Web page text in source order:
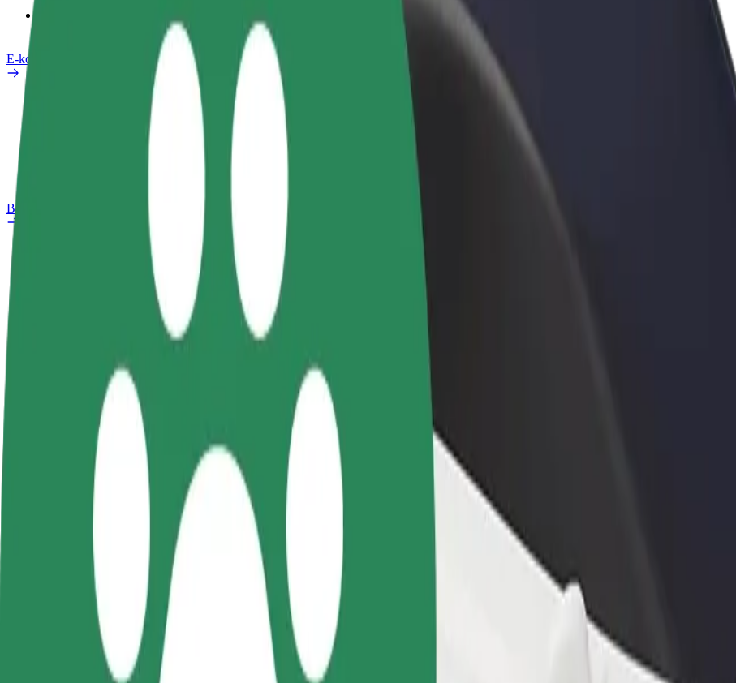
E-kolesa
Bolt Plus
Postani voznik
Zasluži denar pod svojimi
Dostavljaj hrano in prejmi
Dosezi več strank in zvišaj
Kako priti od Forum Koszalin do Klub muzyczny Trokadero
Iščete najboljši način, da pridete od Forum Koszalin do Klub muzyczny Trokadero? Raziščite naše storitve in poiščite popolno za svojo pot.
Prenesi aplikacijo
Forum Koszalin
Klub muzyczny Trokadero
Udobje in praktičnost sta le nekaj klikov stran!
Zanesljive vožnje v vsakdanjih vozilih srednje velikosti.